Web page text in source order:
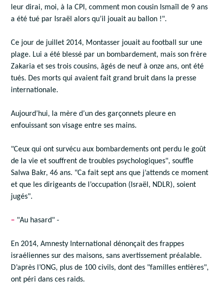
leur dirai, moi, à la CPI, comment mon cousin Ismaïl de 9 ans
a été tué par Israël alors qu’il jouait au ballon !".
Ce jour de juillet 2014, Montasser jouait au football sur une
plage. Lui a été blessé par un bombardement, mais son frère
Zakaria et ses trois cousins, âgés de neuf à onze ans, ont été
tués. Des morts qui avaient fait grand bruit dans la presse
internationale.
Aujourd’hui, la mère d’un des garçonnets pleure en
enfouissant son visage entre ses mains.
"Ceux qui ont survécu aux bombardements ont perdu le goût
de la vie et souffrent de troubles psychologiques", souffle
Salwa Bakr, 46 ans. "Ca fait sept ans que j’attends ce moment
et que les dirigeants de l’occupation (Israël, NDLR), soient
jugés".
– "Au hasard" -
En 2014, Amnesty International dénonçait des frappes
israéliennes sur des maisons, sans avertissement préalable.
D’après l’ONG, plus de 100 civils, dont des "familles entières",
ont péri dans ces raids.